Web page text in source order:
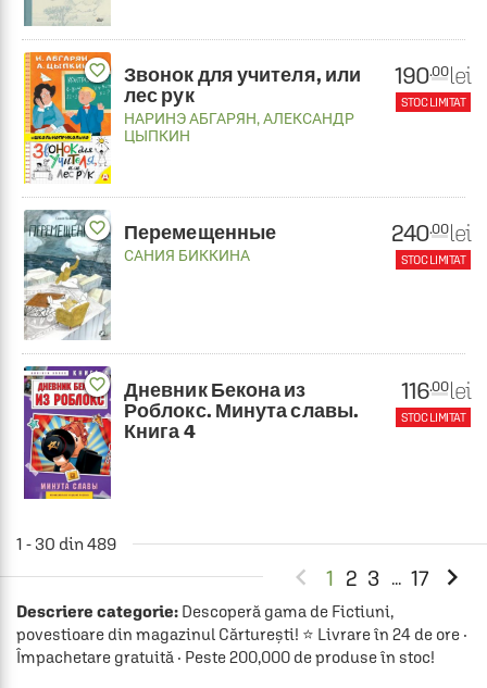
favorite_border
Звонок для учителя, или
лес рук
НАРИНЭ АБГАРЯН,АЛЕКСАНДР
ЦЫПКИН
190.00 lei
STOC LIMITAT
favorite_border Перемещенные
САНИЯ БИККИНА
240.00 lei
STOC LIMITAT
favorite_border
Дневник Бекона из
Роблокс. Минута славы.
Книга 4
116.00 lei
STOC LIMITAT
1 - 30 din 489
 1 2 3 ... 17 
Descriere categorie: Descoperă gama de Fictiuni,
povestioare din magazinul Cărturești! ⭐ Livrare în 24 de ore ·
Împachetare gratuită · Peste 200,000 de produse în stoc!